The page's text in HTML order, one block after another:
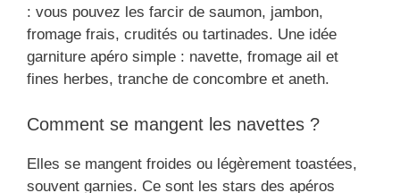
: vous pouvez les farcir de saumon, jambon,
fromage frais, crudités ou tartinades. Une idée
garniture apéro simple : navette, fromage ail et
fines herbes, tranche de concombre et aneth.
Comment se mangent les navettes ?
Elles se mangent froides ou légèrement toastées,
souvent garnies. Ce sont les stars des apéros